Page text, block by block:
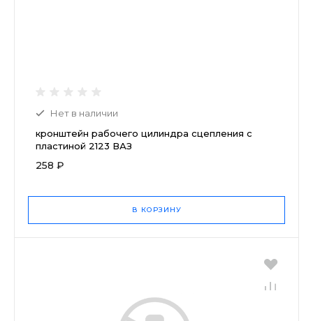
Нет в наличии
кронштейн рабочего цилиндра сцепления с
пластиной 2123 ВАЗ
258 ₽
В КОРЗИНУ